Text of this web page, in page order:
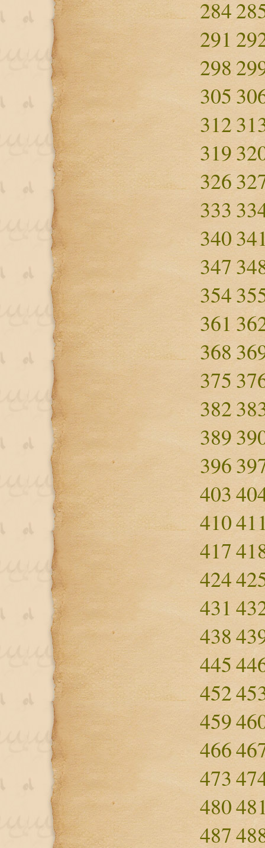
284
291
298
305
312
319
326
333
340
347
354
361
368
375
382
389
396
403
410
417
424
431
438
445
452
459
466
473
480
487